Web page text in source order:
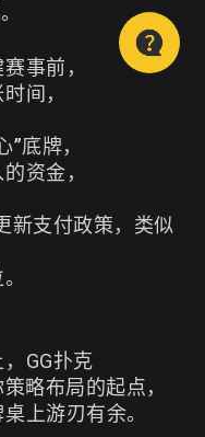
事前，
间，
”底牌，
资金，
新支付政策，类似
GG扑克
略布局的起点，
上游刃有余。